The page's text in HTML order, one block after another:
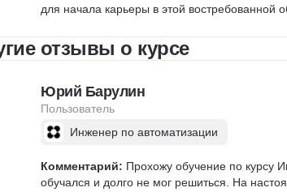
для начала карьеры в этой востребованной
отзывы о курсе
Юрий Барулин
Пользователь
Инженер по автоматизации
Комментарий: Прохожу обучение по курсу
обучался и долго не мог решиться. На